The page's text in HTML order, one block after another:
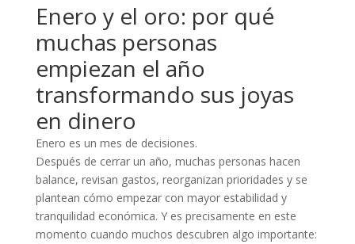
Enero y el oro: por qué
muchas personas
empiezan el año
transformando sus joyas
en dinero
Enero es un mes de decisiones.
Después de cerrar un año, muchas personas hacen
balance, revisan gastos, reorganizan prioridades y se
plantean cómo empezar con mayor estabilidad y
tranquilidad económica. Y es precisamente en este
momento cuando muchos descubren algo importante: